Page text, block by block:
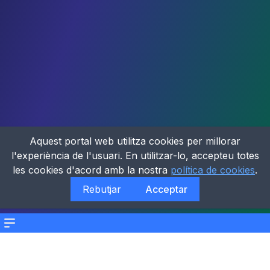
Menu
Aquest portal web utilitza cookies per millorar
l'experiència de l'usuari. En utilitzar-lo, accepteu totes
les cookies d'acord amb la nostra política de cookies.
Rebutjar
Acceptar